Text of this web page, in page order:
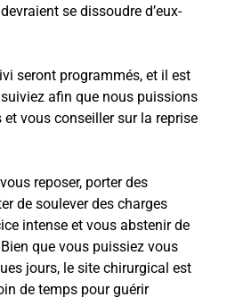
se dissoudre d’eux-
seront programmés, et il est
afin que nous puissions
vous conseiller sur la reprise
reposer, porter des
de soulever des charges
intense et vous abstenir de
que vous puissiez vous
jours, le site chirurgical est
de temps pour guérir